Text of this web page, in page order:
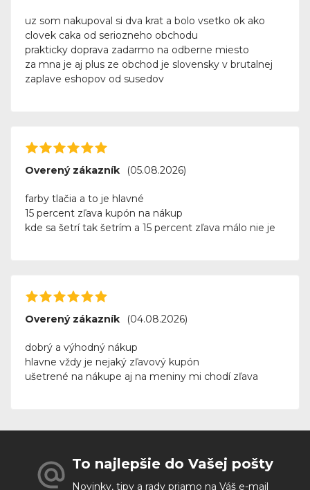
uz som nakupoval si dva krat a bolo vsetko ok ako
clovek caka od seriozneho obchodu
prakticky doprava zadarmo na odberne miesto
za mna je aj plus ze obchod je slovensky v brutalnej
zaplave eshopov od susedov
Overený zákazník (05.08.2026)
farby tlačia a to je hlavné
15 percent zľava kupón na nákup
kde sa šetrí tak šetrím a 15 percent zľava málo nie je
Overený zákazník (04.08.2026)
dobrý a výhodný nákup
hlavne vždy je nejaký zľavový kupón
ušetrené na nákupe aj na meniny mi chodí zľava
To najlepšie do Vašej pošty
Novinky, tipy a rady priamo na Váš e-mail